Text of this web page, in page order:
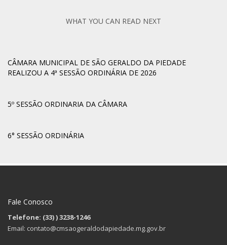
WHAT YOU CAN READ NEXT
CÂMARA MUNICIPAL DE SÃO GERALDO DA PIEDADE
REALIZOU A 4ª SESSÃO ORDINÁRIA DE 2026
5º SESSÃO ORDINARIA DA CÂMARA
6° SESSÃO ORDINÁRIA
Fale Conosco
Telefone: (33)) 3238-1246
Email: contato@cmsaogeraldodapiedade.mg.gov.br